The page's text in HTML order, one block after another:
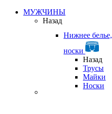
МУЖЧИНЫ
Назад
Нижнее белье,
носки
Назад
Трусы
Майки
Носки